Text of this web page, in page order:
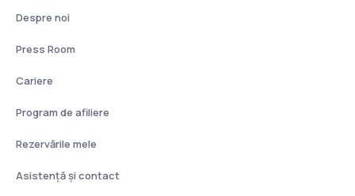
Despre noi
Press Room
Cariere
Program de afiliere
Rezervările mele
Asistenţă şi contact